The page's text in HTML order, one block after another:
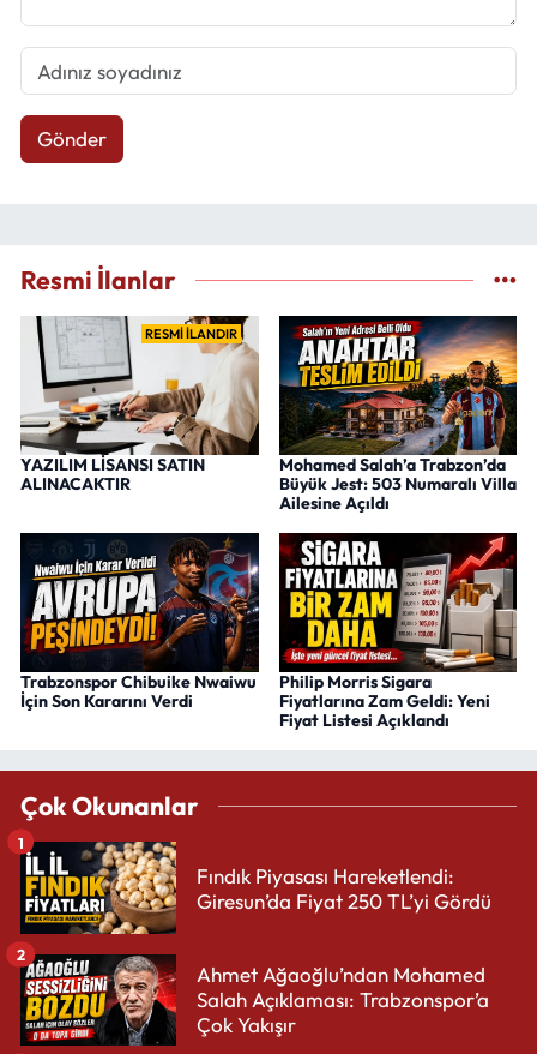
Gönder
Resmi İlanlar
RESMİ İLANDIR
YAZILIM LİSANSI SATIN
ALINACAKTIR
Mohamed Salah’a Trabzon’da
Büyük Jest: 503 Numaralı Villa
Ailesine Açıldı
Trabzonspor Chibuike Nwaiwu
İçin Son Kararını Verdi
Philip Morris Sigara
Fiyatlarına Zam Geldi: Yeni
Fiyat Listesi Açıklandı
Çok Okunanlar
Fındık Piyasası Hareketlendi:
Giresun’da Fiyat 250 TL’yi Gördü
1
Ahmet Ağaoğlu’ndan Mohamed
Salah Açıklaması: Trabzonspor’a
Çok Yakışır
2